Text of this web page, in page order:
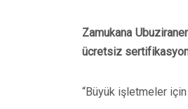
Zamukana
ücretsiz
“Büyük işletmeler